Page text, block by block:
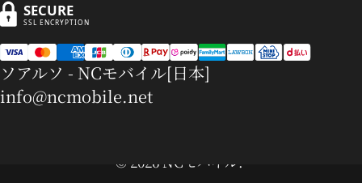
SECURE
SSL ENCRYPTION
ソアルソ - NCモバイル[日本]
info@ncmobile.net
© 2026 NCモバイル.